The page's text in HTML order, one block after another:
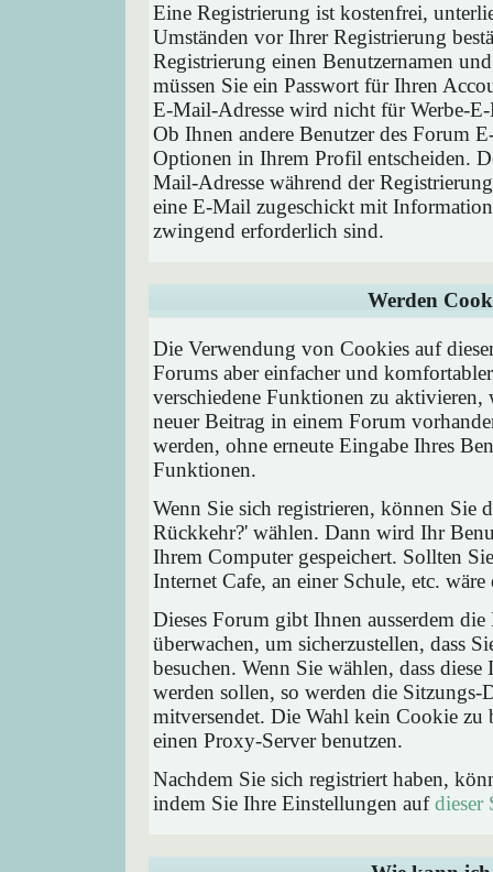
Eine Registrierung ist kostenfrei,
Umständen vor Ihrer Registrierung
Registrierung einen Benutzernamen
müssen Sie ein Passwort für Ihren
E-Mail-Adresse wird nicht für Werbe-
Ob Ihnen andere Benutzer des Forum
Optionen in Ihrem Profil entscheiden.
Mail-Adresse während der
eine E-Mail zugeschickt mit
zwingend erforderlich sind.
Werden
Die Verwendung von Cookies auf
Forums aber einfacher und
verschiedene Funktionen zu
neuer Beitrag in einem Forum
werden, ohne erneute Eingabe Ihres
Funktionen.
Wenn Sie sich registrieren, können Sie
Rückkehr?' wählen. Dann wird Ihr
Ihrem Computer gespeichert. Sollten
Internet Cafe, an einer Schule, etc.
Dieses Forum gibt Ihnen ausserdem
überwachen, um sicherzustellen, dass
besuchen. Wenn Sie wählen, dass
werden sollen, so werden die
mitversendet. Die Wahl kein Cookie zu
einen Proxy-Server benutzen.
Nachdem Sie sich registriert haben,
indem Sie Ihre Einstellungen aufdieser